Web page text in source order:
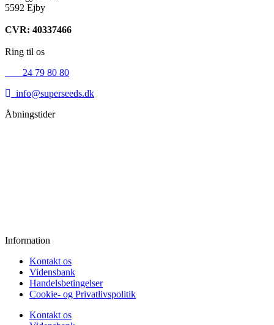
5592 Ejby
CVR: 40337466
Ring til os
24 79 80 80
info@superseeds.dk
Åbningstider
Information
Kontakt os
Vidensbank
Handelsbetingelser
Cookie- og Privatlivspolitik
Kontakt os